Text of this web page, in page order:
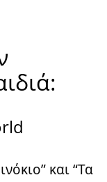
και “Τα